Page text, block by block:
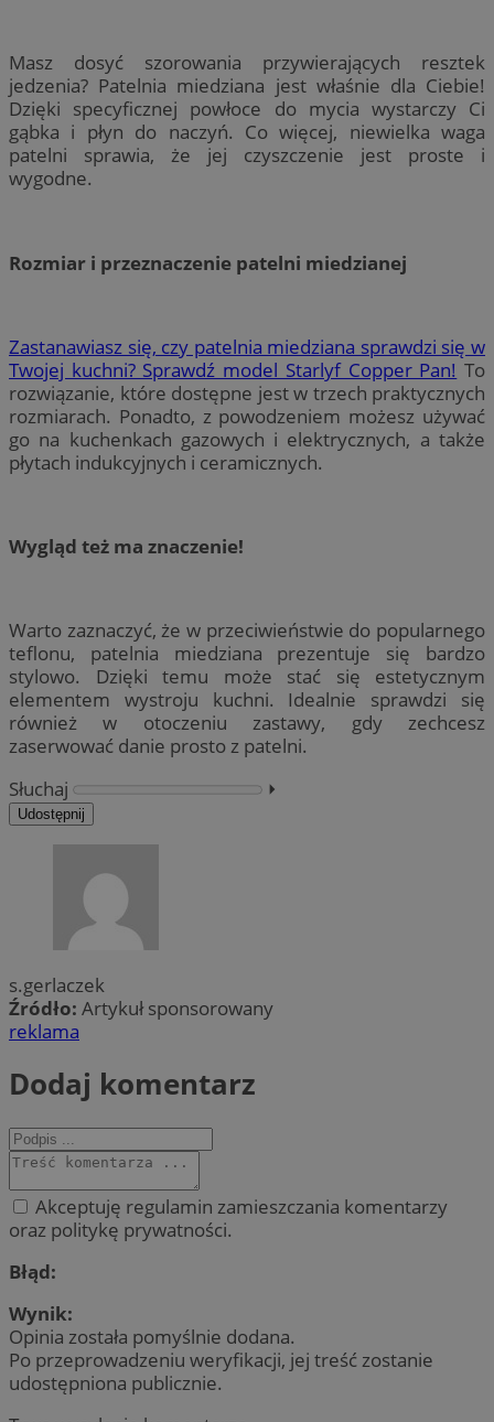
Masz dosyć szorowania przywierających resztek
jedzenia? Patelnia miedziana jest właśnie dla Ciebie!
Dzięki specyficznej powłoce do mycia wystarczy Ci
gąbka i płyn do naczyń. Co więcej, niewielka waga
patelni sprawia, że jej czyszczenie jest proste i
wygodne.
Rozmiar i przeznaczenie patelni miedzianej
Zastanawiasz się, czy patelnia miedziana sprawdzi się w
Twojej kuchni? Sprawdź model Starlyf Copper Pan! To
rozwiązanie, które dostępne jest w trzech praktycznych
rozmiarach. Ponadto, z powodzeniem możesz używać
go na kuchenkach gazowych i elektrycznych, a także
płytach indukcyjnych i ceramicznych.
Wygląd też ma znaczenie!
Warto zaznaczyć, że w przeciwieństwie do popularnego
teflonu, patelnia miedziana prezentuje się bardzo
stylowo. Dzięki temu może stać się estetycznym
elementem wystroju kuchni. Idealnie sprawdzi się
również w otoczeniu zastawy, gdy zechcesz
zaserwować danie prosto z patelni.
Słuchaj
⏵︎
Udostępnij
s.gerlaczek
Źródło: Artykuł sponsorowany
reklama
Dodaj komentarz
Akceptuję regulamin zamieszczania komentarzy
oraz politykę prywatności.
Błąd:
Wynik:
Opinia została pomyślnie dodana.
Po przeprowadzeniu weryfikacji, jej treść zostanie
udostępniona publicznie.